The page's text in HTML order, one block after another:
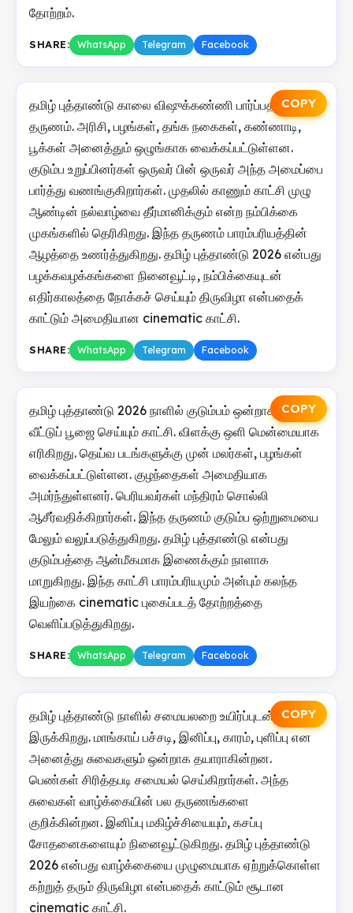
தோற்றம்.
SHARE: WhatsApp Telegram Facebook
COPY
தமிழ் புத்தாண்டு காலை விஷுக்கண்ணி பார்ப்பதற்கான
தருணம். அரிசி, பழங்கள், தங்க நகைகள், கண்ணாடி,
பூக்கள் அனைத்தும் ஒழுங்காக வைக்கப்பட்டுள்ளன.
குடும்ப உறுப்பினர்கள் ஒருவர் பின் ஒருவர் அந்த அமைப்பை
பார்த்து வணங்குகிறார்கள். முதலில் காணும் காட்சி முழு
ஆண்டின் நல்வாழ்வை தீர்மானிக்கும் என்ற நம்பிக்கை
முகங்களில் தெரிகிறது. இந்த தருணம் பாரம்பரியத்தின்
ஆழத்தை உணர்த்துகிறது. தமிழ் புத்தாண்டு 2026 என்பது
பழக்கவழக்கங்களை நினைவூட்டி, நம்பிக்கையுடன்
எதிர்காலத்தை நோக்கச் செய்யும் திருவிழா என்பதைக்
காட்டும் அமைதியான cinematic காட்சி.
SHARE: WhatsApp Telegram Facebook
COPY
தமிழ் புத்தாண்டு 2026 நாளில் குடும்பம் ஒன்றாக கூடி
வீட்டுப் பூஜை செய்யும் காட்சி. விளக்கு ஒளி மென்மையாக
எரிகிறது. தெய்வ படங்களுக்கு முன் மலர்கள், பழங்கள்
வைக்கப்பட்டுள்ளன. குழந்தைகள் அமைதியாக
அமர்ந்துள்ளனர். பெரியவர்கள் மந்திரம் சொல்லி
ஆசீர்வதிக்கிறார்கள். இந்த தருணம் குடும்ப ஒற்றுமையை
மேலும் வலுப்படுத்துகிறது. தமிழ் புத்தாண்டு என்பது
குடும்பத்தை ஆன்மீகமாக இணைக்கும் நாளாக
மாறுகிறது. இந்த காட்சி பாரம்பரியமும் அன்பும் கலந்த
இயற்கை cinematic புகைப்படத் தோற்றத்தை
வெளிப்படுத்துகிறது.
SHARE: WhatsApp Telegram Facebook
COPY
தமிழ் புத்தாண்டு நாளில் சமையலறை உயிர்ப்புடன்
இருக்கிறது. மாங்காய் பச்சடி, இனிப்பு, காரம், புளிப்பு என
அனைத்து சுவைகளும் ஒன்றாக தயாராகின்றன.
பெண்கள் சிரித்தபடி சமையல் செய்கிறார்கள். அந்த
சுவைகள் வாழ்க்கையின் பல தருணங்களை
குறிக்கின்றன. இனிப்பு மகிழ்ச்சியையும், கசப்பு
சோதனைகளையும் நினைவூட்டுகிறது. தமிழ் புத்தாண்டு
2026 என்பது வாழ்க்கையை முழுமையாக ஏற்றுக்கொள்ள
கற்றுத் தரும் திருவிழா என்பதைக் காட்டும் சூடான
cinematic காட்சி.